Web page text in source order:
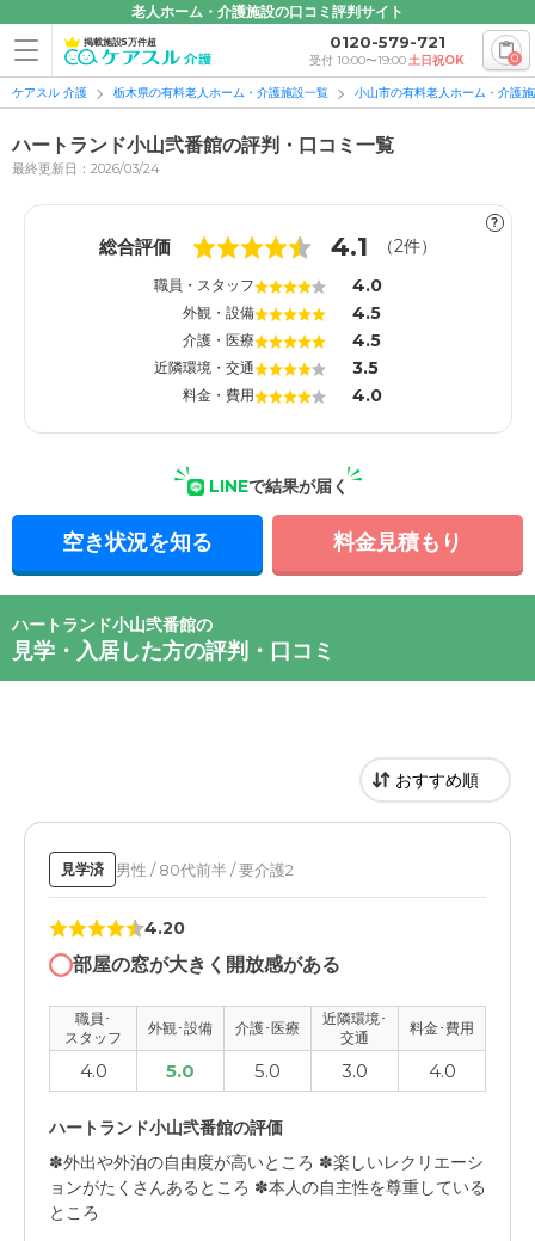
老人ホーム・介護施設の口コミ評判サイト
掲載施設5万件超 0120-579-721
受付 10:00〜19:00土日祝OK 0
ケアスル 介護 栃木県の有料老人ホーム・介護施設一覧 小山市の有料老人ホーム・介護
ハートランド小山弐番館の評判・口コミ一覧
最終更新日：2026/03/24
?
総合評価 4.1 （2件）
職員・スタッフ 4.0
外観・設備 4.5
介護・医療 4.5
近隣環境・交通 3.5
料金・費用 4.0
LINEで結果が届く
空き状況を知る 料金見積もり
ハートランド小山弐番館の
見学・入居した方の評判・口コミ
見学済 男性 / 80代前半 / 要介護2
4.20
部屋の窓が大きく開放感がある
職員･
スタッフ
外観･設備 介護･医療
近隣環境･
交通
料金･費用
4.0 5.0 5.0 3.0 4.0
ハートランド小山弐番館の評価
✽外出や外泊の自由度が高いところ ✽楽しいレクリエーシ
ョンがたくさんあるところ ✽本人の自主性を尊重している
ところ